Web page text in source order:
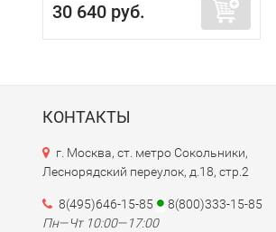
30 640 руб.
КОНТАКТЫ
г. Москва, ст. метро Сокольники,
Леснорядский переулок, д.18, стр.2
8(495)646-15-85
8(800)333-15-85
Пн—Чт 10:00—17:00